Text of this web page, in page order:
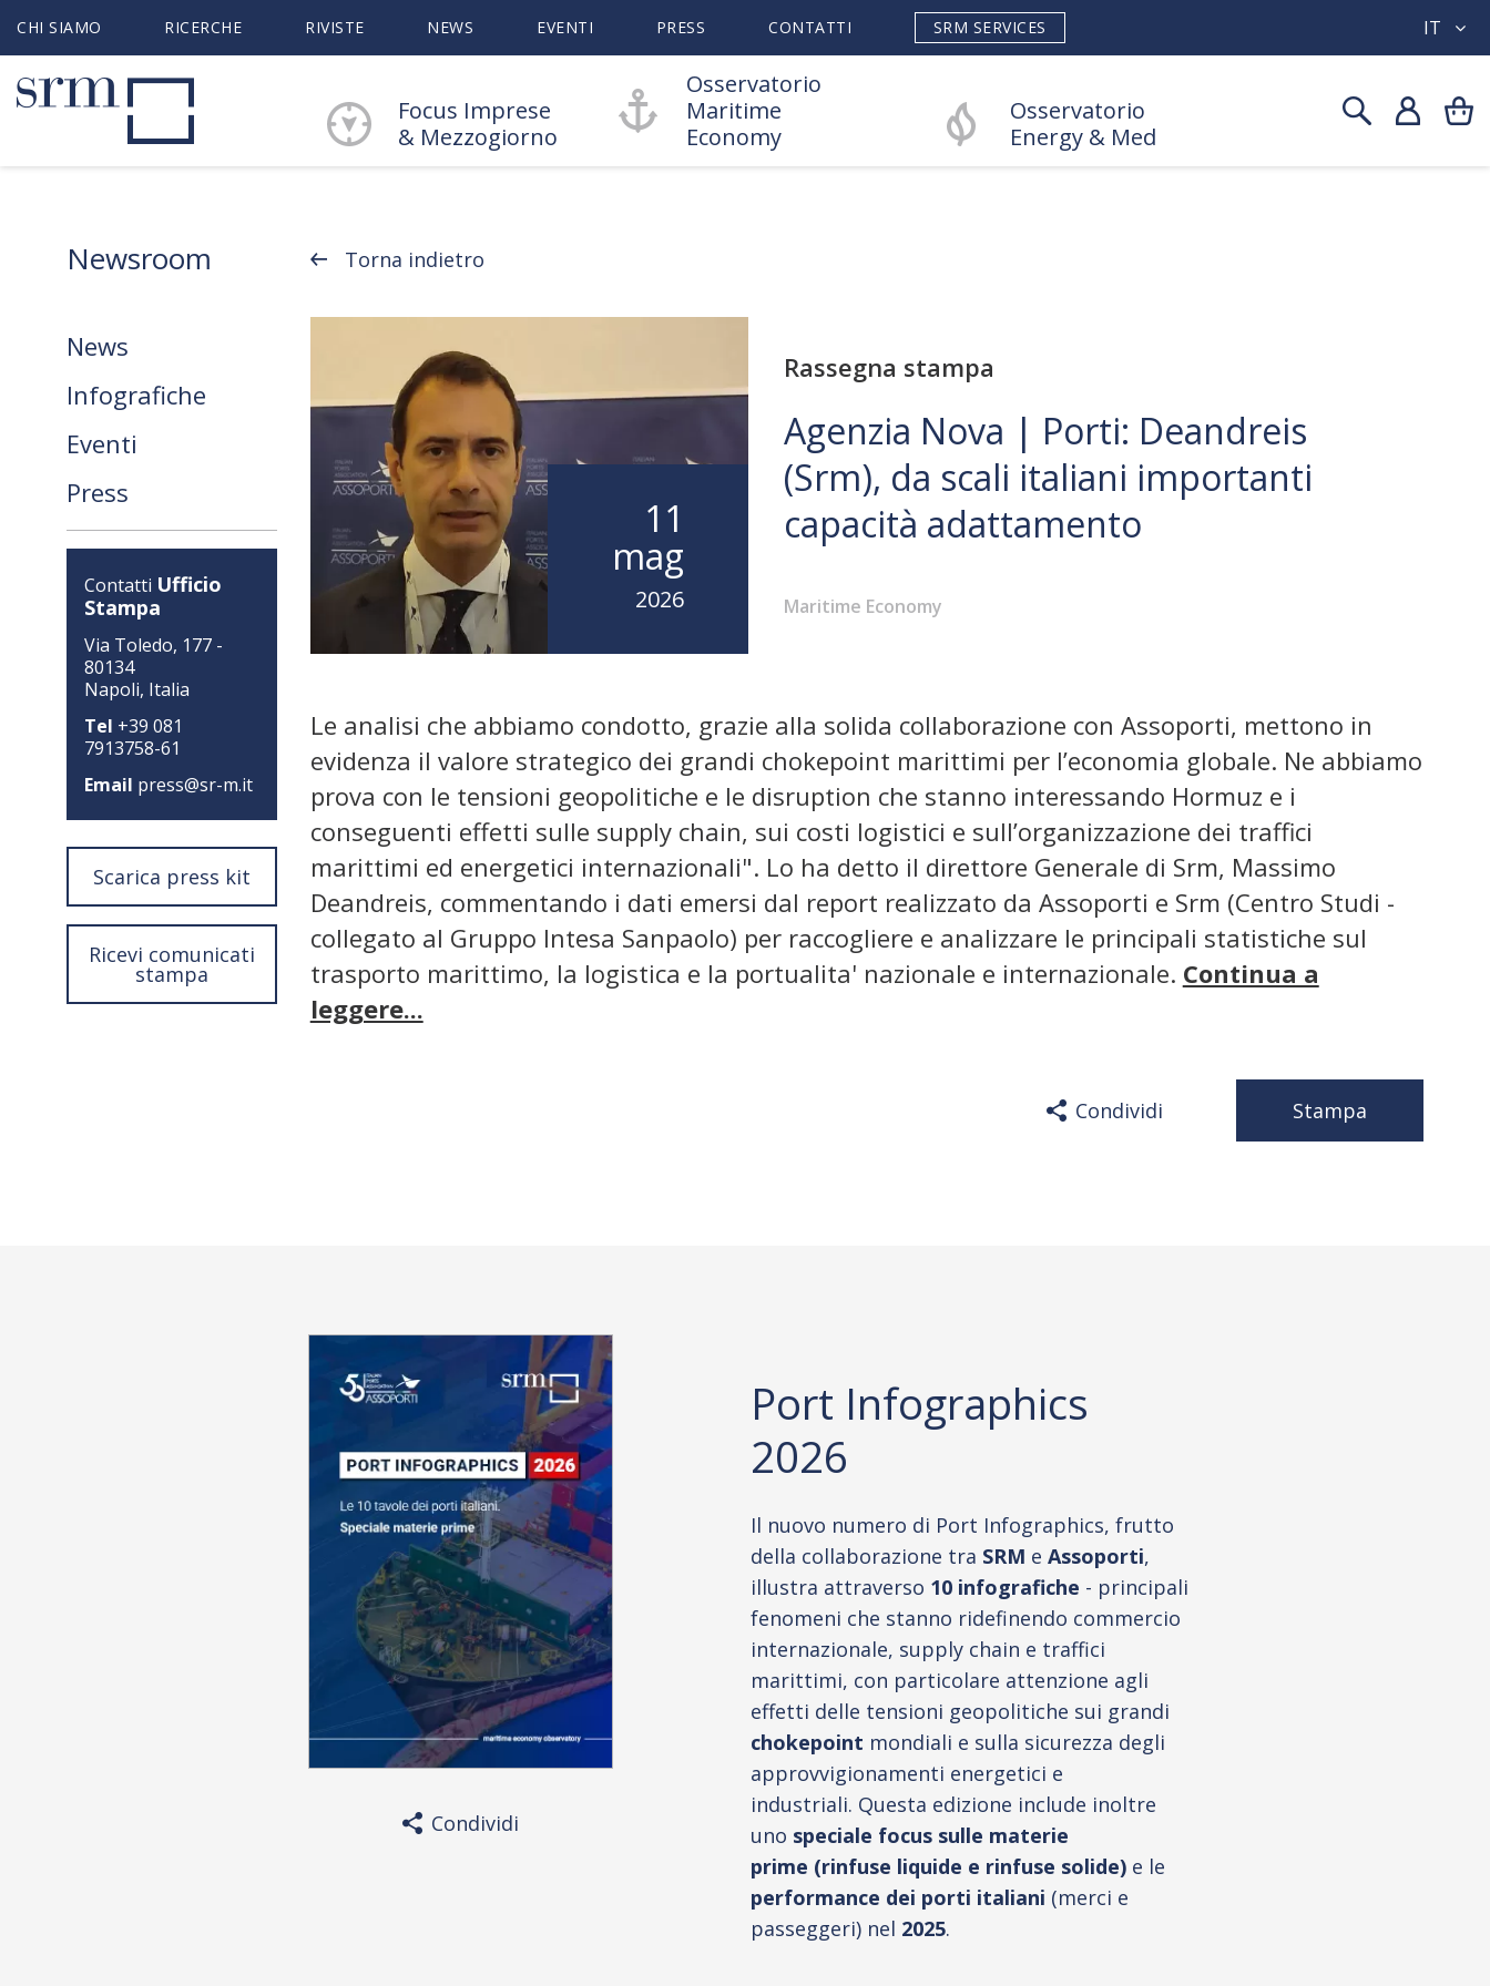
CHI SIAMO RICERCHE RIVISTE NEWS EVENTI PRESS CONTATTI SRM SERVICES IT
Focus Imprese
& Mezzogiorno
Osservatorio
Maritime
Economy
Osservatorio
Energy & Med
Newsroom
News
Infografiche
Eventi
Press
Contatti Ufficio
Stampa
Via Toledo, 177 -
80134
Napoli, Italia
Tel +39 081
7913758-61
Email press@sr-m.it
Scarica press kit
Ricevi comunicati
stampa
Torna indietro
11
mag
2026
Rassegna stampa
Agenzia Nova | Porti: Deandreis
(Srm), da scali italiani importanti
capacità adattamento
Maritime Economy
Le analisi che abbiamo condotto, grazie alla solida collaborazione con Assoporti, mettono in
evidenza il valore strategico dei grandi chokepoint marittimi per l’economia globale. Ne abbiamo
prova con le tensioni geopolitiche e le disruption che stanno interessando Hormuz e i
conseguenti effetti sulle supply chain, sui costi logistici e sull’organizzazione dei traffici
marittimi ed energetici internazionali". Lo ha detto il direttore Generale di Srm, Massimo
Deandreis, commentando i dati emersi dal report realizzato da Assoporti e Srm (Centro Studi -
collegato al Gruppo Intesa Sanpaolo) per raccogliere e analizzare le principali statistiche sul
trasporto marittimo, la logistica e la portualita' nazionale e internazionale. Continua a
leggere...
Condividi Stampa
Condividi
Port Infographics
2026
Il nuovo numero di Port Infographics, frutto
della collaborazione tra SRM e Assoporti,
illustra attraverso 10 infografiche - principali
fenomeni che stanno ridefinendo commercio
internazionale, supply chain e traffici
marittimi, con particolare attenzione agli
effetti delle tensioni geopolitiche sui grandi
chokepoint mondiali e sulla sicurezza degli
approvvigionamenti energetici e
industriali. Questa edizione include inoltre
uno speciale focus sulle materie
prime (rinfuse liquide e rinfuse solide) e le
performance dei porti italiani (merci e
passeggeri) nel 2025.